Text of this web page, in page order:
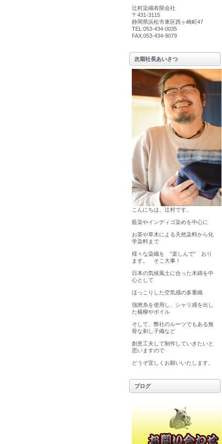
辻村染織有限会社
〒431-3115
静岡県浜松市東区西ヶ崎町47
TEL:053-434-0035
FAX:053-434-9079
次期社長あいさつ
こんにちは、辻村です。
藍染やインディゴ染めを中心に
お茶や草木による天然染料から化
学染料まで
様々な染織を ”楽しんで” おり
ます。 そこ大事！
日本の気候風土に合った木綿を中
心として
ほっこりした空気感の多重織
強撚糸を使用し、シャリ感を出し
た楊柳やボイル
そして、弊社のルーツでもある無
骨な刺し子織など
創意工夫して制作していきたいと
思いますので
どうぞ宜しくお願いいたします。
ブログ